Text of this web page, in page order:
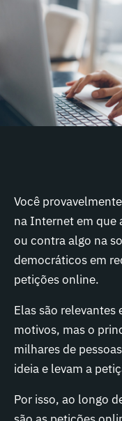
Você
na Internet em que
ou contra algo na
democráticos em
petições online.
Elas são relevantes
motivos, mas o
milhares de
ideia e levam a
Por isso, ao longo